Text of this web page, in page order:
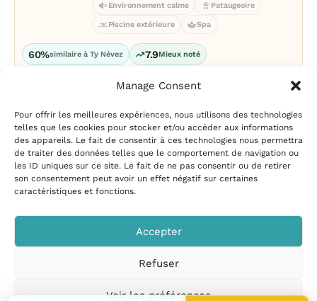
Manage Consent
Pour offrir les meilleures expériences, nous utilisons des technologies
telles que les cookies pour stocker et/ou accéder aux informations
des appareils. Le fait de consentir à ces technologies nous permettra
de traiter des données telles que le comportement de navigation ou
les ID uniques sur ce site. Le fait de ne pas consentir ou de retirer
son consentement peut avoir un effet négatif sur certaines
caractéristiques et fonctions.
Accepter
Refuser
Voir les préférences
Environnement calme Pataugeoire
Piscine extérieure Spa
60%similaire à Ty Névez 7.9Mieux noté
Mentions légales|Politique
de confidentialité
suggestions|Politique de
cookies